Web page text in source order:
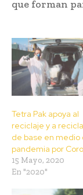
que forman
Tetra Pak apoya al
reciclaje y a
de base en medio
pandemia por
15 Mayo, 2020
En "2020"